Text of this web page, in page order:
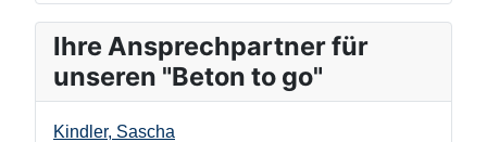
Ihre Ansprechpartner für
unseren "Beton to go"
Kindler, Sascha